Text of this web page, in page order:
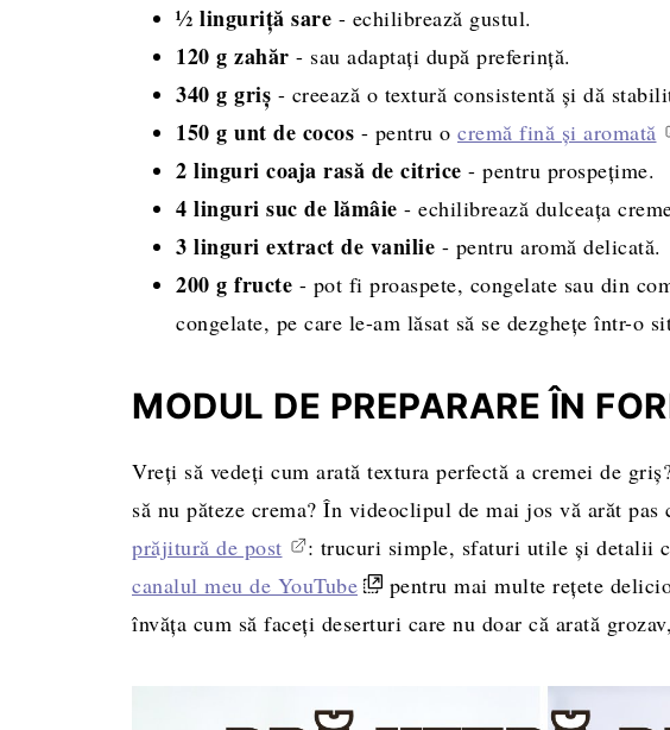
½ linguriță sare - echilibrează gustul.
120 g zahăr - sau adaptați după preferință.
340 g griș - creează o textură consistentă și dă
150 g unt de cocos - pentru o cremă fină și aromată
2 linguri coaja rasă de citrice - pentru prospețime.
4 linguri suc de lămâie - echilibrează dulceața
3 linguri extract de vanilie - pentru aromă delicată.
200 g fructe - pot fi proaspete, congelate sau din
congelate, pe care le-am lăsat să se dezghețe într-o
MODUL DE PREPARARE ÎN
Vreți să vedeți cum arată textura perfectă a cremei de
să nu păteze crema? În videoclipul de mai jos vă arăt pas
prăjitură de post
: trucuri simple, sfaturi utile și detalii
canalul meu de YouTube
pentru mai multe rețete
învăța cum să faceți deserturi care nu doar că arată